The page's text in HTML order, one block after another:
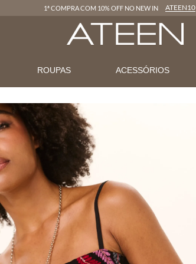
1ª COMPRA COM 10% OFF NO NEW IN ATEEN10
ROUPAS ACESSÓRIOS